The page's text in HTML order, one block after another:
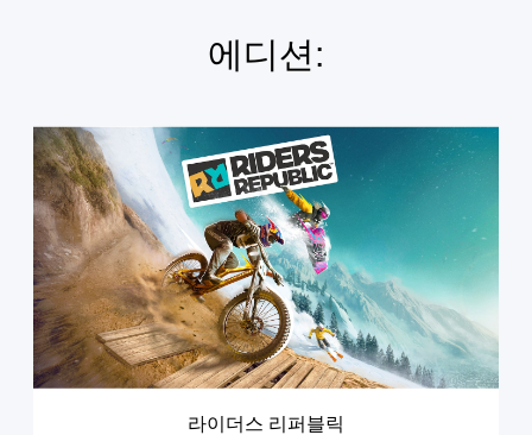
에디션:
라
이
더
스
리
퍼
블
릭
라이더스 리퍼블릭